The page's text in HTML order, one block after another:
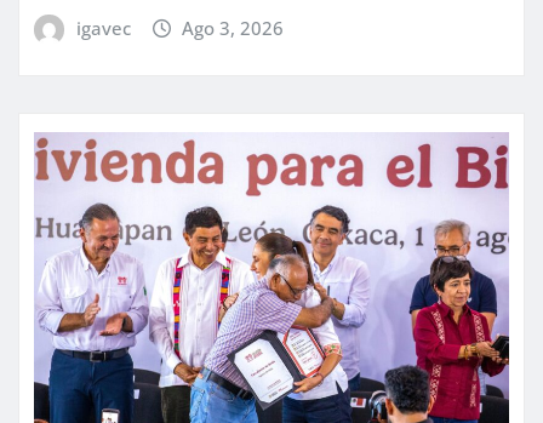
igavec Ago 3, 2026